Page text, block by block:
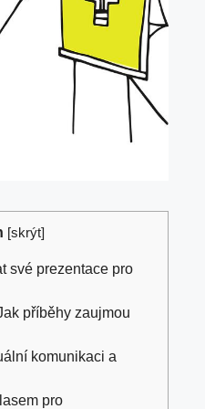
[skrýt]
své prezentace pro
příběhy zaujmou
komunikaci a
pro